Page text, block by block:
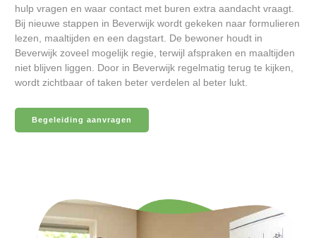
hulp vragen en waar contact met buren extra aandacht vraagt.
Bij nieuwe stappen in Beverwijk wordt gekeken naar formulieren
lezen, maaltijden en een dagstart. De bewoner houdt in
Beverwijk zoveel mogelijk regie, terwijl afspraken en maaltijden
niet blijven liggen. Door in Beverwijk regelmatig terug te kijken,
wordt zichtbaar of taken beter verdelen al beter lukt.
Begeleiding aanvragen